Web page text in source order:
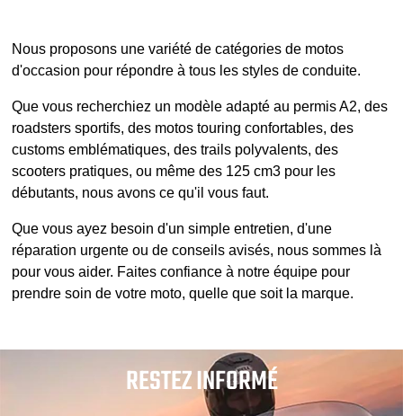
Nous proposons une variété de catégories de motos
d'occasion pour répondre à tous les styles de conduite.
Que vous recherchiez un modèle adapté au permis A2, des
roadsters sportifs, des motos touring confortables, des
customs emblématiques, des trails polyvalents, des
scooters pratiques, ou même des 125 cm3 pour les
débutants, nous avons ce qu'il vous faut.
Que vous ayez besoin d'un simple entretien, d'une
réparation urgente ou de conseils avisés, nous sommes là
pour vous aider. Faites confiance à notre équipe pour
prendre soin de votre moto, quelle que soit la marque.
RESTEZ INFORMÉ